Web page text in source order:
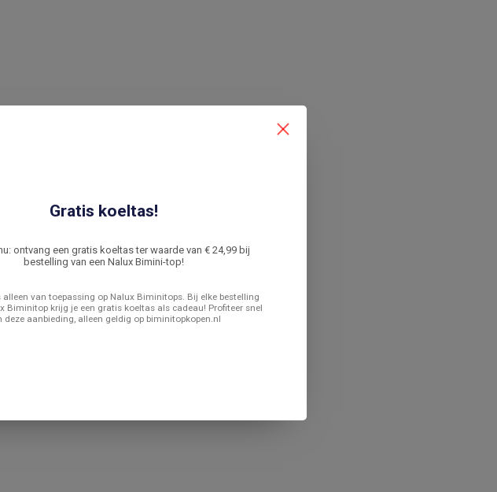
Gratis koeltas!
ontvang een gratis koeltas ter waarde van € 24,99 bij
bestelling van een Nalux Bimini-top!
alleen van toepassing op Nalux Biminitops. Bij elke bestelling
Biminitop krijg je een gratis koeltas als cadeau! Profiteer snel
deze aanbieding, alleen geldig op biminitopkopen.nl